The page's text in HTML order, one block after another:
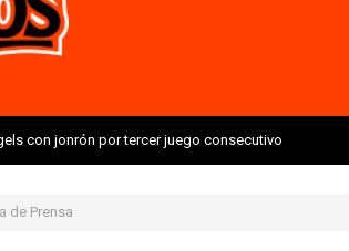
con jonrón por tercer juego consecutivo
de Prensa